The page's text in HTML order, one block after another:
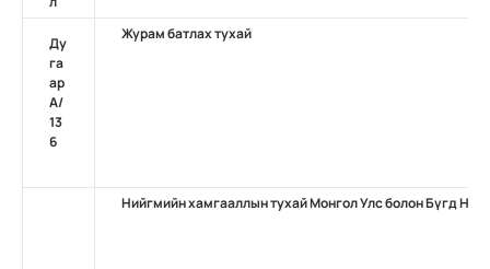
Ду
га
ар
А/
13
6
Журам батлах тухай
Нийгмийн хамгааллын тухай Монгол Улс болон Бүгд